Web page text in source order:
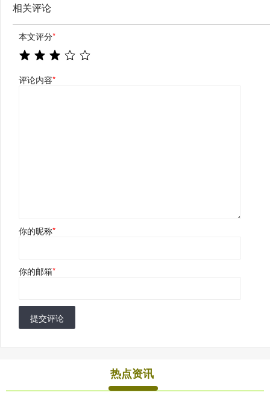
相关评论
本文评分*
评论内容*
你的昵称*
你的邮箱*
提交评论
热点资讯